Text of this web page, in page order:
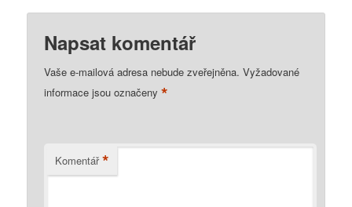
Napsat komentář
Vaše e-mailová adresa nebude zveřejněna. Vyžadované
informace jsou označeny*
Komentář *